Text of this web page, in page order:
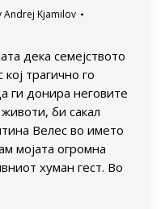
Andrej Kjamilov
дека семејството
трагично го
ги донира неговите
би сакал
Велес во името
мојата огромна
хуман гест. Во